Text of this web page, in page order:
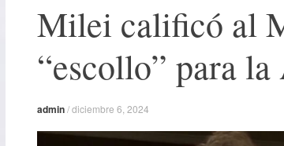
Milei calificó al
“escollo” para
admin/diciembre 6, 2024